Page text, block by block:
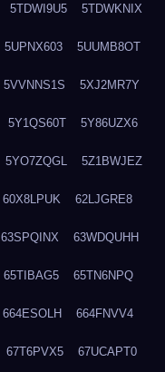
5TDWI9U5 5TDWKNIX
5UPNX603 5UUMB8OT
5VVNNS1S 5XJ2MR7Y
5Y1QS60T 5Y86UZX6
5YO7ZQGL 5Z1BWJEZ
60X8LPUK 62LJGRE8
63SPQINX 63WDQUHH
65TIBAG5 65TN6NPQ
664ESOLH 664FNVV4
67T6PVX5 67UCAPT0